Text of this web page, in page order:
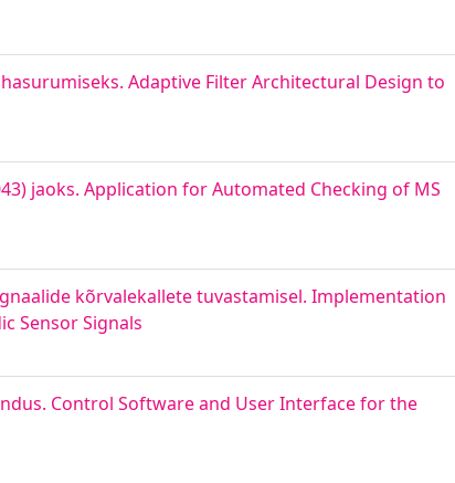
Adaptive Filter Architectural Design to
jaoks. Application for Automated Checking of MS
kõrvalekallete tuvastamisel. Implementation
Sensor Signals
Control Software and User Interface for the